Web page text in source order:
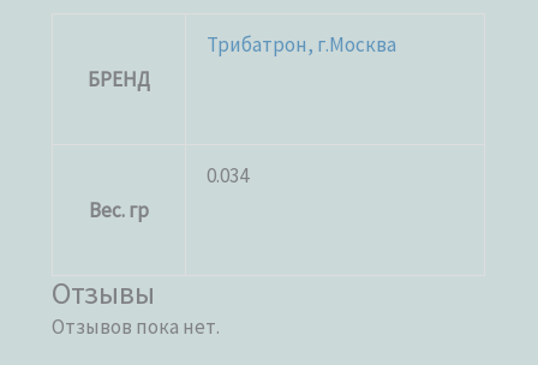
БРЕНД
Трибатрон, г.Москва
Вес. гр
0.034
Отзывы
Отзывов пока нет.